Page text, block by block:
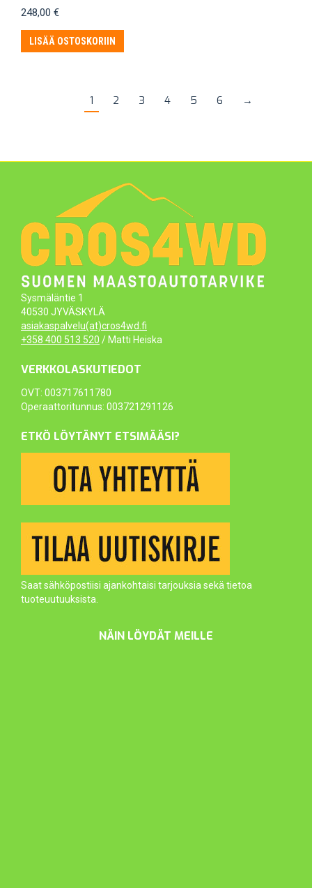
248,00 €
LISÄÄ OSTOSKORIIN
1 2 3 4 5 6 →
Sysmäläntie 1
40530 JYVÄSKYLÄ
asiakaspalvelu(at)cros4wd.fi
+358 400 513 520 / Matti Heiska
VERKKOLASKUTIEDOT
OVT: 003717611780
Operaattoritunnus: 003721291126
ETKÖ LÖYTÄNYT ETSIMÄÄSI?
Saat sähköpostiisi ajankohtaisi tarjouksia sekä tietoa
tuoteuutuuksista.
NÄIN LÖYDÄT MEILLE